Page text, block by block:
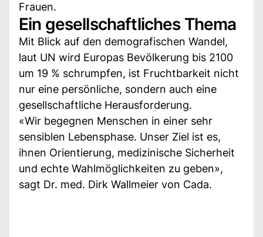
Frauen.
Ein gesellschaftliches Thema
Mit Blick auf den demografischen Wandel,
laut UN wird Europas Bevölkerung bis 2100
um 19 % schrumpfen, ist Fruchtbarkeit nicht
nur eine persönliche, sondern auch eine
gesellschaftliche Herausforderung.
«Wir begegnen Menschen in einer sehr
sensiblen Lebensphase. Unser Ziel ist es,
ihnen Orientierung, medizinische Sicherheit
und echte Wahlmöglichkeiten zu geben»,
sagt Dr. med. Dirk Wallmeier von Cada.